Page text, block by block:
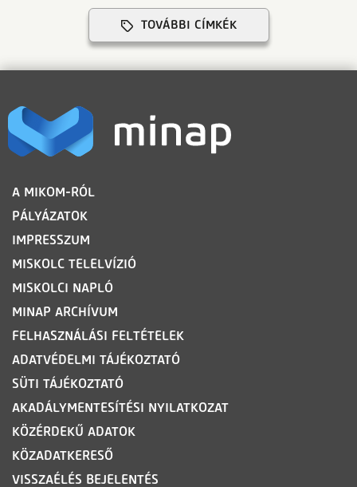
TOVÁBBI CÍMKÉK
LÁBLÉC
A MIKOM-RÓL
PÁLYÁZATOK
IMPRESSZUM
MISKOLC TELELVÍZIÓ
MISKOLCI NAPLÓ
MINAP ARCHÍVUM
FELHASZNÁLÁSI FELTÉTELEK
ADATVÉDELMI TÁJÉKOZTATÓ
SÜTI TÁJÉKOZTATÓ
AKADÁLYMENTESÍTÉSI NYILATKOZAT
KÖZÉRDEKŰ ADATOK
KÖZADATKERESŐ
VISSZAÉLÉS BEJELENTÉS